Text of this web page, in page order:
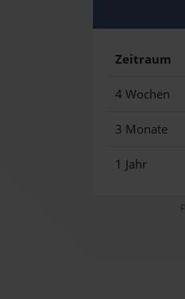
Zeitraum
4 Wochen
3 Monate
1 Jahr